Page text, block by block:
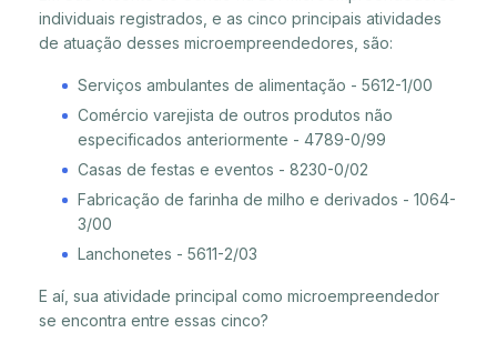
individuais registrados, e as cinco principais atividades
de atuação desses microempreendedores, são:
Serviços ambulantes de alimentação - 5612-1/00
Comércio varejista de outros produtos não
especificados anteriormente - 4789-0/99
Casas de festas e eventos - 8230-0/02
Fabricação de farinha de milho e derivados - 1064-
3/00
Lanchonetes - 5611-2/03
E aí, sua atividade principal como microempreendedor
se encontra entre essas cinco?